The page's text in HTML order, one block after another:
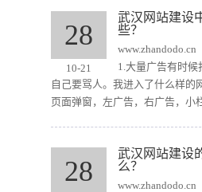
28
10-21
武汉网站建设
些？
www.zhandodo.cn
1.大量广告有时
自己要骂人。我进入了什么样的
页面弹窗，左广告，右广告，小
28
武汉网站建设
么？
www.zhandodo.cn